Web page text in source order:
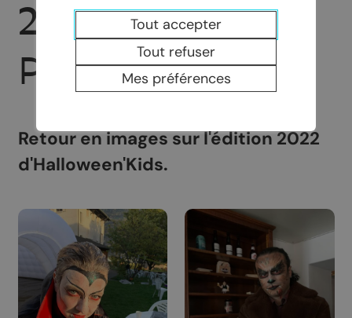
2022 – GALERIE
PHOTOS
Retour en images sur l'édition 2022
d'Halloween'Kids.
Tout accepter
Tout refuser
Mes préférences